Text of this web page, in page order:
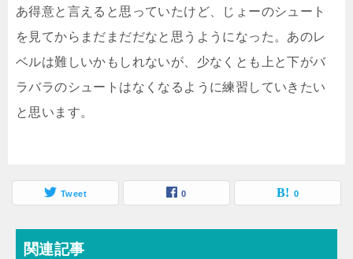
あ得意と言えると思っていたけど、じょーのシュート
を見てからまだまだだなと思うようになった。あのレ
ベルは難しいかもしれないが、少なくとも上と下がバ
ラバラのシュートはなくなるように練習していきたい
と思います。
Tweet 0 0
関連記事